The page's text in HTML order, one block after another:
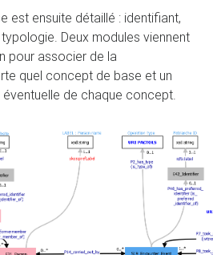
est ensuite détaillé : identifiant,
Deux modules viennent
pour associer de la
quel concept de base et un
de chaque concept.